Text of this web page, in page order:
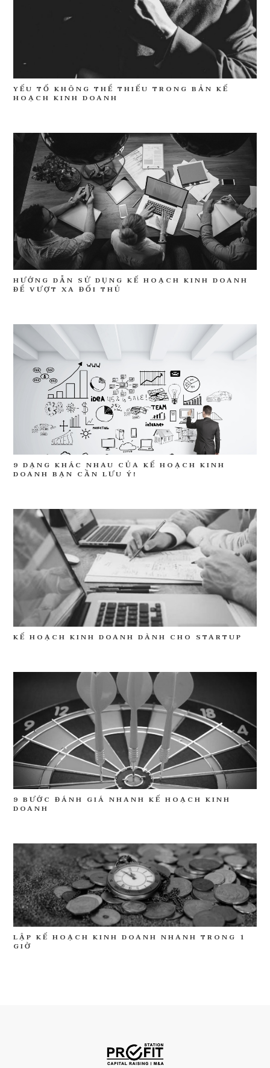
YẾU TỐ KHÔNG THỂ THIẾU TRONG BẢN KẾ
HOẠCH KINH DOANH
HƯỚNG DẪN SỬ DỤNG KẾ HOẠCH KINH DOANH
ĐỂ VƯỢT XA ĐỐI THỦ
9 DẠNG KHÁC NHAU CỦA KẾ HOẠCH KINH
DOANH BẠN CẦN LƯU Ý!
KẾ HOẠCH KINH DOANH DÀNH CHO STARTUP
9 BƯỚC ĐÁNH GIÁ NHANH KẾ HOẠCH KINH
DOANH
LẬP KẾ HOẠCH KINH DOANH NHANH TRONG 1
GIỜ